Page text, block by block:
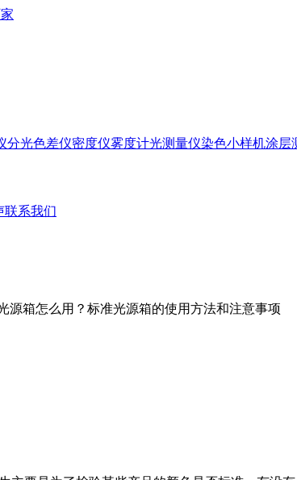
分光色差仪密度仪雾度计光测量仪染色小样机涂层
联系我们
源箱怎么用？标准光源箱的使用方法和注意事项